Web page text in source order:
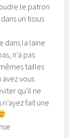
le patron
un tissus
dans la laine
n’a pas
tailles
avez vous
qu’il ne
fait une